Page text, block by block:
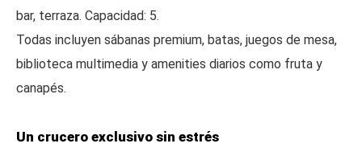
bar, terraza. Capacidad: 5.
Todas incluyen sábanas premium, batas, juegos de mesa,
biblioteca multimedia y amenities diarios como fruta y
canapés.
Un crucero exclusivo sin estrés